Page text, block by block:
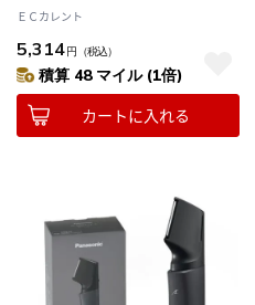
ＥＣカレント
5,314円 （税込）
積算 48 マイル (1倍)
カートに入れる